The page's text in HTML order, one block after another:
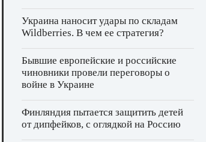
Украина наносит удары по складам
Wildberries. В чем ее стратегия?
Бывшие европейские и российские
чиновники провели переговоры о
войне в Украине
Финляндия пытается защитить детей
от дипфейков, с оглядкой на Россию